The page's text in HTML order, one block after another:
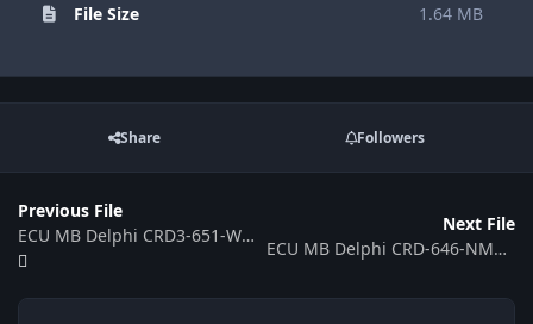
File Size 1.64 MB
Share Followers
Previous File
ECU MB Delphi CRD3-651-WMDA1D61-906M-120KW-4CSL2S-EU5OP-DS03_ME151201
Next File
ECU MB Delphi CRD-646-NMA48-211SA-125kw-41O-EF-D80-SAC